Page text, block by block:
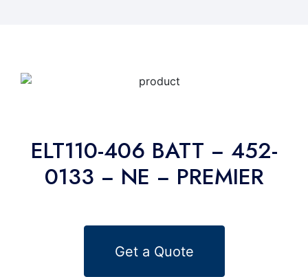
ELT110-406 BATT − 452-
0133 − NE − PREMIER
Get a Quote